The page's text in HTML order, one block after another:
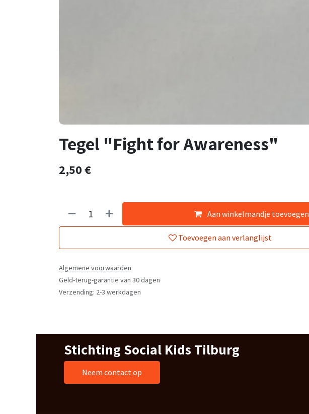
Tegel "Fight for Awareness"
2,50€
Aan winkelmandje toevoegen
Toevoegen aan verlanglijst
Algemene voorwaarden
Geld-terug-garantie van 30 dagen
Verzending: 2-3 werkdagen
Stichting Social Kids Tilburg
Neem contact op